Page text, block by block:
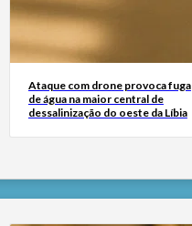
Ataque com drone provoca fuga
de água na maior central de
dessalinização do oeste da Líbia